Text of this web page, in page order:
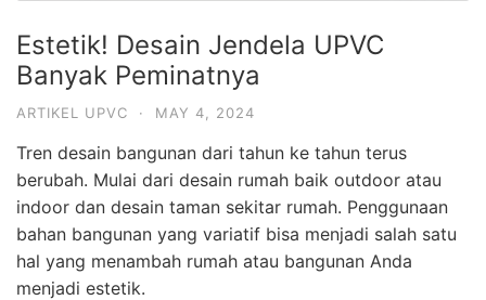
Estetik! Desain Jendela UPVC
Banyak Peminatnya
ARTIKEL UPVC · MAY 4, 2024
Tren desain bangunan dari tahun ke tahun terus
berubah. Mulai dari desain rumah baik outdoor atau
indoor dan desain taman sekitar rumah. Penggunaan
bahan bangunan yang variatif bisa menjadi salah satu
hal yang menambah rumah atau bangunan Anda
menjadi estetik.